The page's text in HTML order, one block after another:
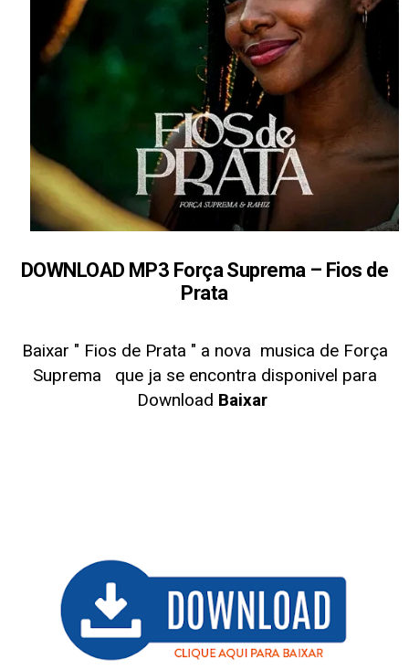
DOWNLOAD MP3 Força Suprema – Fios de
Prata
Baixar " Fios de Prata " a nova musica de Força
Suprema
que ja se encontra disponivel para
Download Baixar